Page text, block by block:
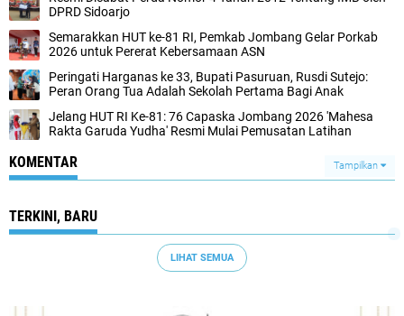
DPRD Sidoarjo
Semarakkan HUT ke-81 RI, Pemkab Jombang Gelar Porkab
2026 untuk Pererat Kebersamaan ASN
Peringati Harganas ke 33, Bupati Pasuruan, Rusdi Sutejo:
Peran Orang Tua Adalah Sekolah Pertama Bagi Anak
Jelang HUT RI Ke-81: 76 Capaska Jombang 2026 'Mahesa
Rakta Garuda Yudha' Resmi Mulai Pemusatan Latihan
KOMENTAR Tampilkan
TERKINI, BARU
LIHAT SEMUA